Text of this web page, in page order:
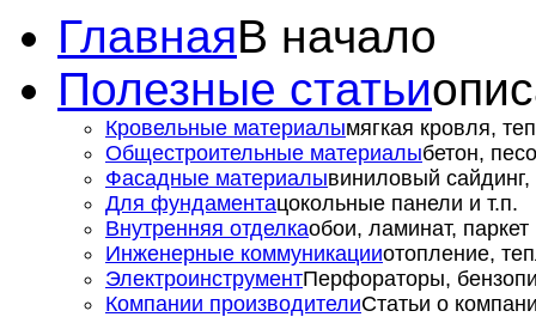
ГлавнаяВ начало
Полезные статьи
Кровельные материалымягкая кровля,
Общестроительные материалыбетон,
Фасадные материалывиниловый сайдинг,
Для фундаментацокольные панели и т.п.
Внутренняя отделкаобои, ламинат, паркет
Инженерные коммуникацииотопление,
ЭлектроинструментПерфораторы,
Компании производителиСтатьи о